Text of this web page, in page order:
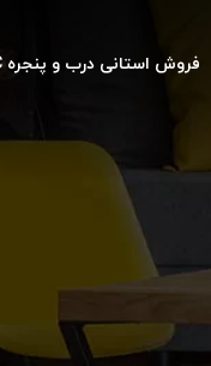
فروش استانی درب و پنجره UPVC